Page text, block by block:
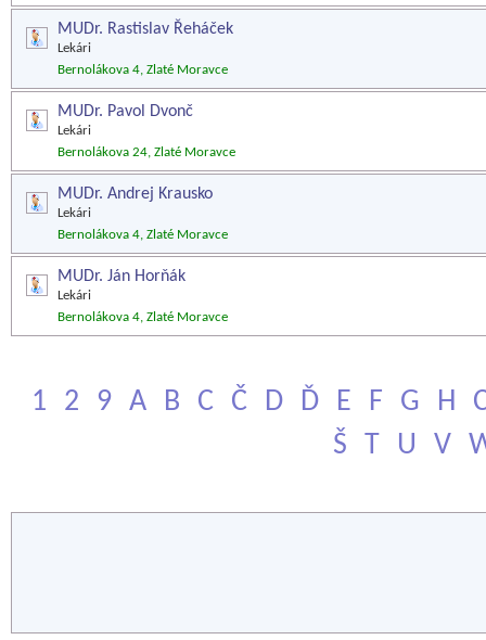
MUDr. Rastislav Řeháček
Lekári
Bernolákova 4, Zlaté Moravce
MUDr. Pavol Dvonč
Lekári
Bernolákova 24, Zlaté Moravce
MUDr. Andrej Krausko
Lekári
Bernolákova 4, Zlaté Moravce
MUDr. Ján Horňák
Lekári
Bernolákova 4, Zlaté Moravce
1 2 9 A B C Č D Ď E F G H
Š
T U V